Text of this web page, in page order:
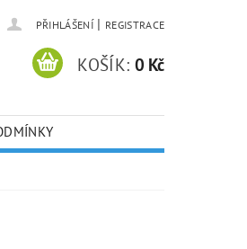
PŘIHLÁŠENÍ | REGISTRACE
KOŠÍK: 0 Kč